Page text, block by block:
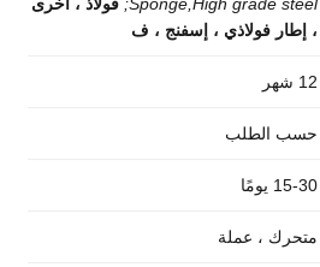
، إطار فولاذي ، إسفنج ، ف
12 شهر
حسب الطلب
15-30 يومًا
متحرك ، عملة